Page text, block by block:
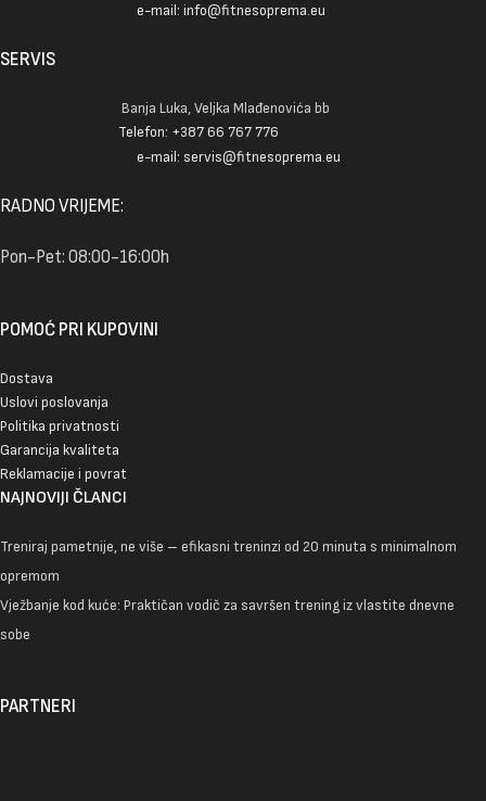
e-mail: info@fitnesoprema.eu
SERVIS
Banja Luka, Veljka Mlađenovića bb
Telefon: +387 66 767 776
e-mail: servis@fitnesoprema.eu
RADNO VRIJEME:
Pon-Pet: 08:00-16:00h
POMOĆ PRI KUPOVINI
Dostava
Uslovi poslovanja
Politika privatnosti
Garancija kvaliteta
Reklamacije i povrat
NAJNOVIJI ČLANCI
Treniraj pametnije, ne više – efikasni treninzi od 20 minuta s minimalnom
opremom
Vježbanje kod kuće: Praktičan vodič za savršen trening iz vlastite dnevne
sobe
PARTNERI